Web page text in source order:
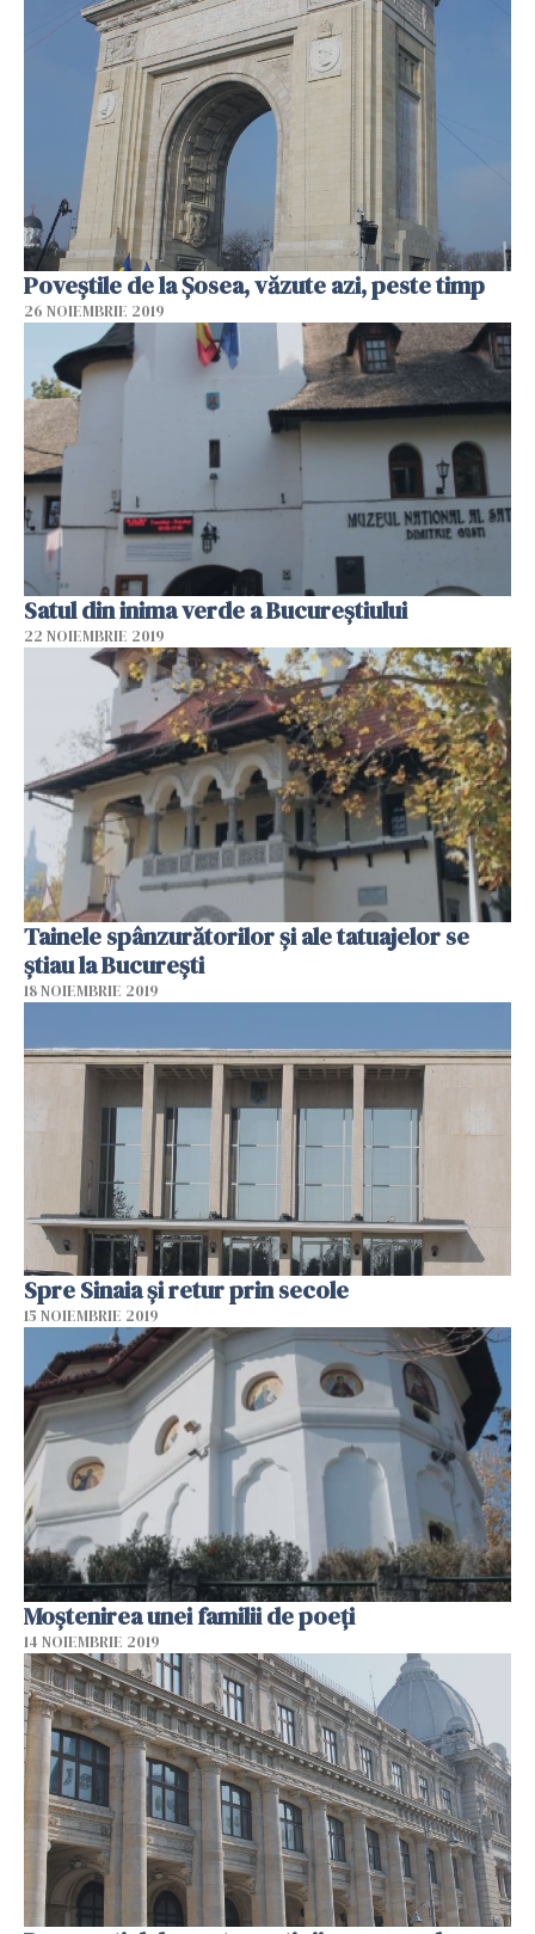
Poveștile de la Șosea, văzute azi, peste timp
26 NOIEMBRIE 2019
Satul din inima verde a Bucureștiului
22 NOIEMBRIE 2019
Tainele spânzurătorilor și ale tatuajelor se
știau la București
18 NOIEMBRIE 2019
Spre Sinaia și retur prin secole
15 NOIEMBRIE 2019
Moștenirea unei familii de poeți
14 NOIEMBRIE 2019